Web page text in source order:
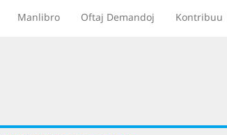
Manlibro Oftaj Demandoj Kontribuu